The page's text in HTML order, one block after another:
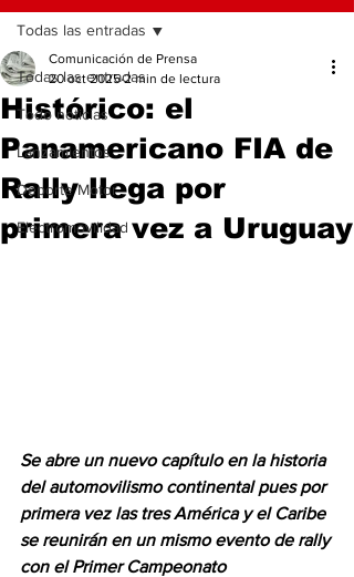
Todas las entradas
Todo noticias
Lanzamientos
Deporte Motor
Electromovilidad
Todas las entradas
Histórico: el
Panamericano FIA de
Rally llega por
primera vez a Uruguay
Comunicación de Prensa
20 oct 2025 2 min de lectura
Se abre un nuevo capítulo en la historia
del automovilismo continental pues por
primera vez las tres América y el Caribe
se reunirán en un mismo evento de rally
con el Primer Campeonato